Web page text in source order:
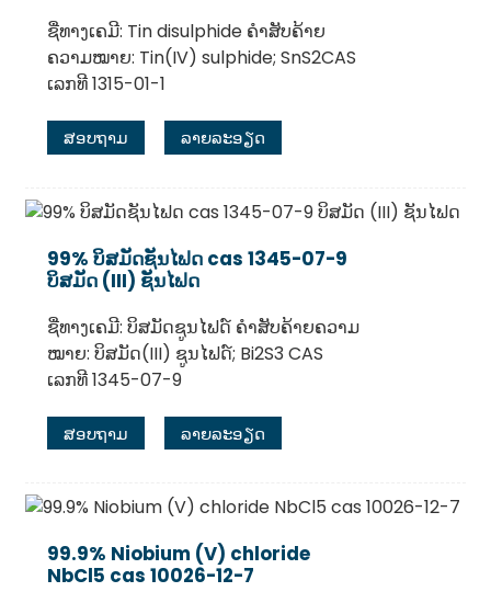
ຊື່ທາງເຄມີ: Tin disulphide ຄຳສັບຄ້າຍ
ຄວາມໝາຍ: Tin(IV) sulphide; SnS2CAS
ເລກທີ 1315-01-1
ສອບຖາມ ລາຍລະອຽດ
99% ບິສມັດຊັນໄຟດ cas 1345-07-9
ບິສມັດ (III) ຊັນໄຟດ
ຊື່ທາງເຄມີ: ບິສມັດຊູນໄຟດ໌ ຄຳສັບຄ້າຍຄວາມ
ໝາຍ: ບິສມັດ(III) ຊູນໄຟດ໌; Bi2S3 CAS
ເລກທີ 1345-07-9
ສອບຖາມ ລາຍລະອຽດ
99.9% Niobium (V) chloride
NbCl5 cas 10026-12-7